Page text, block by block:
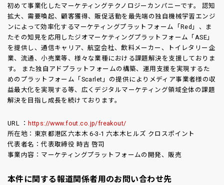
初めて事業化したマーケティングテクノロジーカンパニーです。 認知
拡大、需要喚起、顧客獲得、販促活動を最先端の独自機械学習エンジ
ンによって効率化するマーケティングプラットフォーム「Red」、ま
たその知見を応用したジオマーケティングプラットフォーム「ASE」
を提供し、通信キャリア、航空会社、飲料メーカー、トイレタリー企
業、流通、小売業等、様々な業種における課題解決を支援しておりま
す。 また独自アドプラットフォームの構築、運用支援を実現するた
めのプラットフォーム「Scarlet」の提供によりメディア事業者様の収
益最大化を実現する等、広くデジタルマーケティング領域全体の課題
解決を目指し成長を続けております。
URL ： https://www.fout.co.jp/freakout/
所在地：東京都港区六本木 6-3-1 六本木ヒルズ クロスポイント
代表者名：代表取締役 時吉 啓司
事業内容：マーケティングプラットフォームの開発、販売
本件に関する報道関係者用のお問い合わせ先